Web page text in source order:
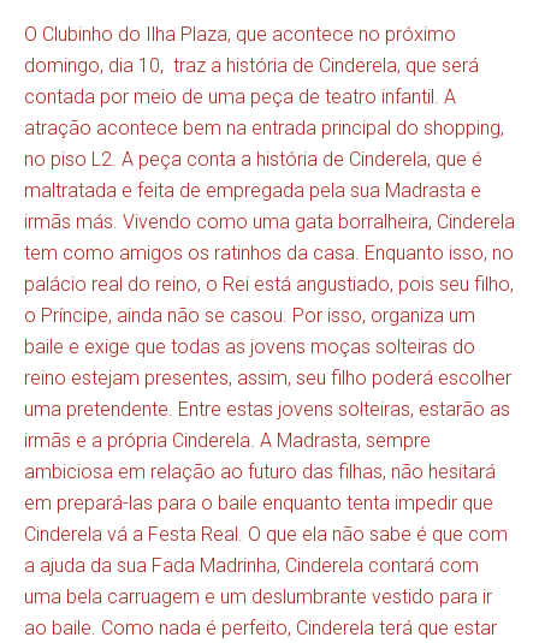
O Clubinho do Ilha Plaza, que acontece no próximo
domingo, dia 10, traz a história de Cinderela, que será
contada por meio de uma peça de teatro infantil. A
atração acontece bem na entrada principal do shopping,
no piso L2. A peça conta a história de Cinderela, que é
maltratada e feita de empregada pela sua Madrasta e
irmãs más. Vivendo como uma gata borralheira, Cinderela
tem como amigos os ratinhos da casa. Enquanto isso, no
palácio real do reino, o Rei está angustiado, pois seu filho,
o Príncipe, ainda não se casou. Por isso, organiza um
baile e exige que todas as jovens moças solteiras do
reino estejam presentes, assim, seu filho poderá escolher
uma pretendente. Entre estas jovens solteiras, estarão as
irmãs e a própria Cinderela. A Madrasta, sempre
ambiciosa em relação ao futuro das filhas, não hesitará
em prepará-las para o baile enquanto tenta impedir que
Cinderela vá a Festa Real. O que ela não sabe é que com
a ajuda da sua Fada Madrinha, Cinderela contará com
uma bela carruagem e um deslumbrante vestido para ir
ao baile. Como nada é perfeito, Cinderela terá que estar